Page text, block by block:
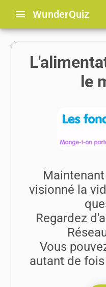
menu WunderQuiz
le
visionné la
Regardez
Vous
autant de